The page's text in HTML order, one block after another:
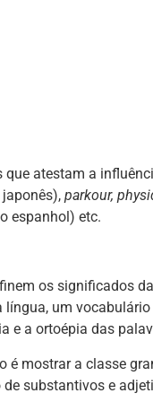
atestam a
japonês), parkour,
espanhol) etc.
os significados
um
e a ortoépia das
é mostrar a classe
substantivos e